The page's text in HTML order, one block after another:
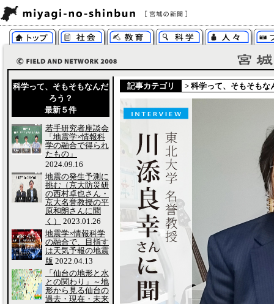
記事カテゴリ > 科学って、そもそもな
科学って、そもそもなんだ
ろう？
最新５件
若手研究者座談会
「地震学×情報科
学の融合で得られ
たもの」
2024.09.16
地震の発生予測に
挑む（京大防災研
の西村卓也さん・
京大名誉教授の平
原和朗さんに聞
く）
2023.01.26
地震学×情報科学
の融合で、目指す
は天気予報の地震
版 2022.04.13
「仙台の地形と水
との関わり」～地
形から見る仙台の
過去・現在・未来